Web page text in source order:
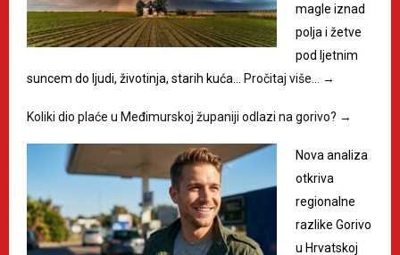
magle iznad
polja i žetve
pod ljetnim
suncem do ljudi, životinja, starih kuća…
Pročitaj više… →
Koliki dio plaće u Međimurskoj županiji odlazi na gorivo? →
Nova analiza
otkriva
regionalne
razlike Gorivo
u Hrvatskoj